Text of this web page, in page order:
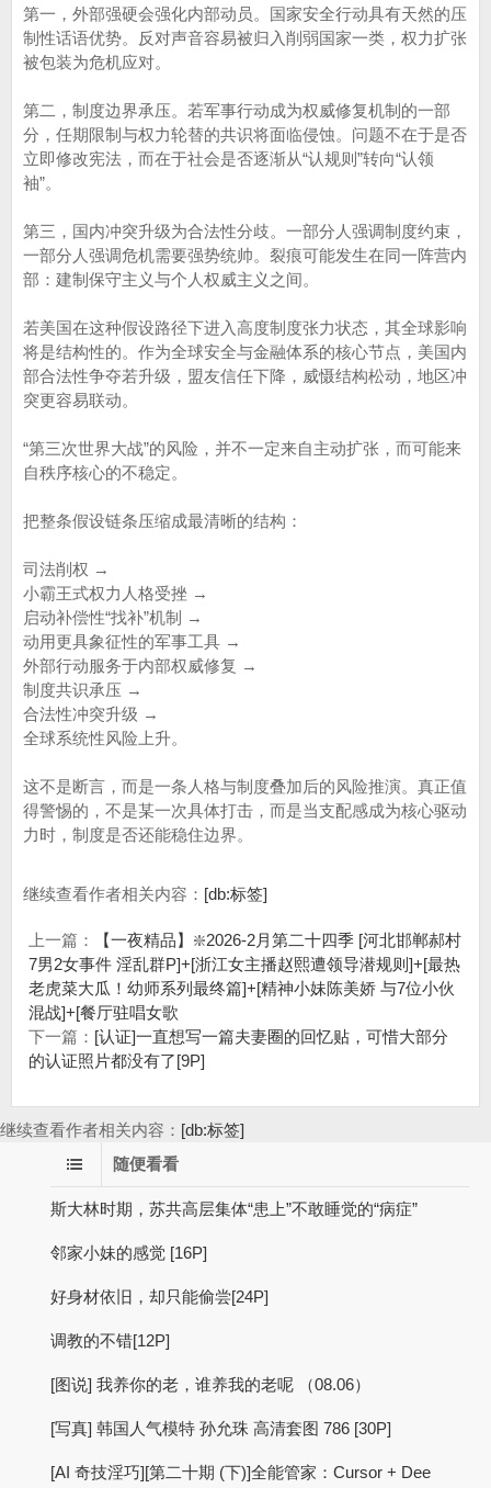
第一，外部强硬会强化内部动员。国家安全行动具有天然的压
制性话语优势。反对声音容易被归入削弱国家一类，权力扩张
被包装为危机应对。
第二，制度边界承压。若军事行动成为权威修复机制的一部
分，任期限制与权力轮替的共识将面临侵蚀。问题不在于是否
立即修改宪法，而在于社会是否逐渐从“认规则”转向“认领
袖”。
第三，国内冲突升级为合法性分歧。一部分人强调制度约束，
一部分人强调危机需要强势统帅。裂痕可能发生在同一阵营内
部：建制保守主义与个人权威主义之间。
若美国在这种假设路径下进入高度制度张力状态，其全球影响
将是结构性的。作为全球安全与金融体系的核心节点，美国内
部合法性争夺若升级，盟友信任下降，威慑结构松动，地区冲
突更容易联动。
“第三次世界大战”的风险，并不一定来自主动扩张，而可能来
自秩序核心的不稳定。
把整条假设链条压缩成最清晰的结构：
司法削权 →
小霸王式权力人格受挫 →
启动补偿性“找补”机制 →
动用更具象征性的军事工具 →
外部行动服务于内部权威修复 →
制度共识承压 →
合法性冲突升级 →
全球系统性风险上升。
这不是断言，而是一条人格与制度叠加后的风险推演。真正值
得警惕的，不是某一次具体打击，而是当支配感成为核心驱动
力时，制度是否还能稳住边界。
继续查看作者相关内容： [db:标签]
上一篇：
【一夜精品】❇️2026-2月第二十四季 [河北邯郸郝村
7男2女事件 淫乱群P]+[浙江女主播赵熙遭领导潜规则]+[最热
老虎菜大瓜！幼师系列最终篇]+[精神小妹陈美娇 与7位小伙
混战]+[餐厅驻唱女歌
下一篇： [认证]一直想写一篇夫妻圈的回忆贴，可惜大部分
的认证照片都没有了[9P]
继续查看作者相关内容： [db:标签]
随便看看
斯大林时期，苏共高层集体“患上”不敢睡觉的“病症”
邻家小妹的感觉 [16P]
好身材依旧，却只能偷尝[24P]
调教的不错[12P]
[图说] 我养你的老，谁养我的老呢 （08.06）
[写真] 韩国人气模特 孙允珠 高清套图 786 [30P]
[AI 奇技淫巧][第二十期 (下)]全能管家：Cursor + Dee